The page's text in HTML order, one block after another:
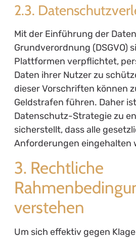
2.3.
Mit der Einführung der
Grundverordnung (DSGVO)
Plattformen verpflichtet,
Daten ihrer Nutzer zu
dieser Vorschriften können
Geldstrafen führen. Daher
Datenschutz-Strategie zu
sicherstellt, dass alle
Anforderungen eingehalten
3. Rechtliche
verstehen
Um sich effektiv gegen